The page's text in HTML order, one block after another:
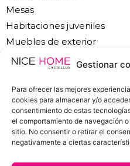
Gestionar
Para ofrecer las mejores
cookies para almacenar y/o
consentimiento de estas
el comportamiento de navegación
sitio. No consentir o retirar el
negativamente a ciertas
Mesas
Habitaciones juveniles
Muebles de exterior
Muebles de oficina